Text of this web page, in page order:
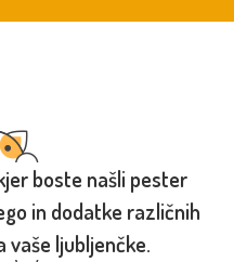
boste našli pester
in dodatke različnih
vaše ljubljenčke.